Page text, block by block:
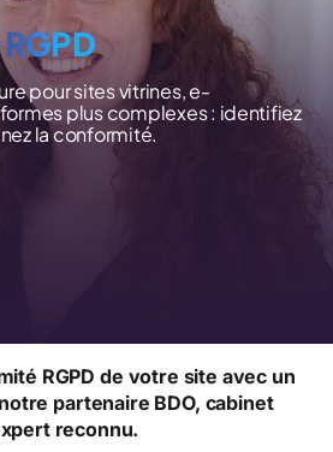
pour sites vitrines, e-
plus complexes : identifiez
la conformité.
RGPD de votre site avec un
partenaire BDO, cabinet
reconnu.